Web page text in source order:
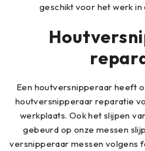
geschikt voor het werk
Een houtversnipperaar heeft
houtversnipperaar reparatie
werkplaats. Ook het slijpen
gebeurd op onze messen
versnipperaar messen volgens